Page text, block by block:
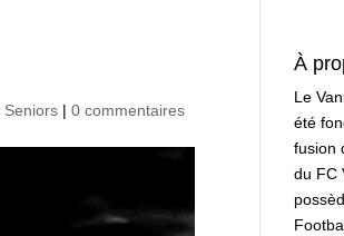
Seniors |0 commentaires
À
Le
été
fusion
du FC